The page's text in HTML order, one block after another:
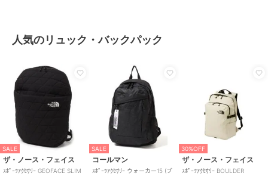
人気のリュック・バックパック
SALE
ザ・ノース・フェイス
ｽﾎﾟｰﾂｱｸｾｻﾘｰ GEOFACE SLIM
SALE
コールマン
ｽﾎﾟｰﾂｱｸｾｻﾘｰ ウォーカー15 (ブ
30%OFF
ザ・ノース・フェイス
ｽﾎﾟｰﾂｱｸｾｻﾘｰ BOULDER